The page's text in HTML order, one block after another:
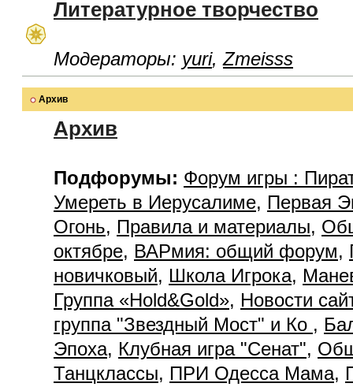
Литературное творчество
Модераторы: yuri,Zmeisss
Архив
Архив
Подфорумы: Форум игры :
Умереть в Иерусалиме, Первая
Огонь, Правила и материалы,
октябре, ВАРмия: общий форум,
новичковый, Школа Игрока,
Группа «Hold&Gold», Новости
группа "Звездный Мост" и Ко ,
Эпоха, Клубная игра "Сенат",
Танцклассы, ПРИ Одесса Мама,